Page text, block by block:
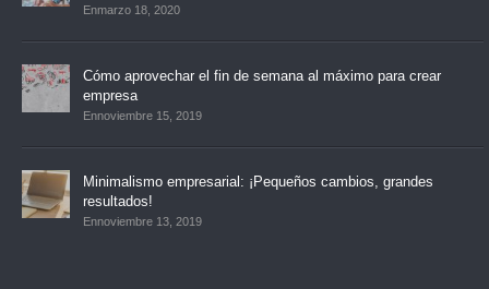
Enmarzo 18, 2020
Cómo aprovechar el fin de semana al máximo para crear
empresa
Ennoviembre 15, 2019
Minimalismo empresarial: ¡Pequeños cambios, grandes
resultados!
Ennoviembre 13, 2019